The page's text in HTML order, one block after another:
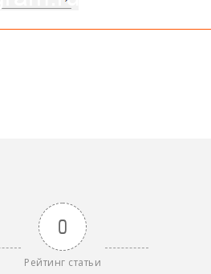
0
Рейтинг статьи